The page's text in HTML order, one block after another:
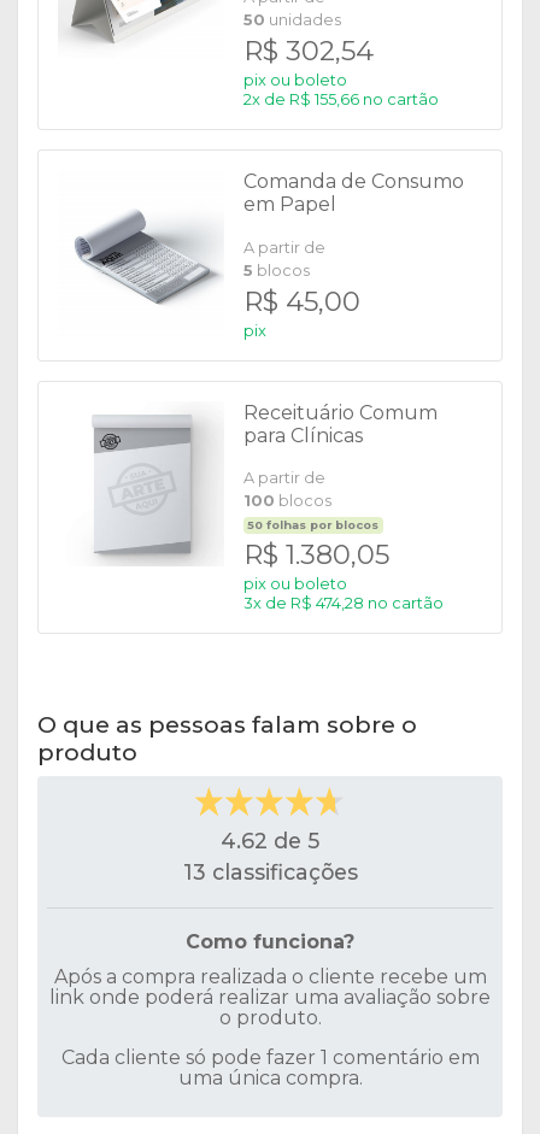
50 unidades
R$ 302,54
pix ou boleto
2x de R$ 155,66 no cartão
Comanda de Consumo
em Papel
A partir de
5 blocos
R$ 45,00
pix
Receituário Comum
para Clínicas
A partir de
100 blocos
50 folhas por blocos
R$ 1.380,05
pix ou boleto
3x de R$ 474,28 no cartão
O que as pessoas falam sobre o
produto
4.62 de 5
13 classificações
Como funciona?
Após a compra realizada o cliente recebe um
link onde poderá realizar uma avaliação sobre
o produto.
Cada cliente só pode fazer 1 comentário em
uma única compra.